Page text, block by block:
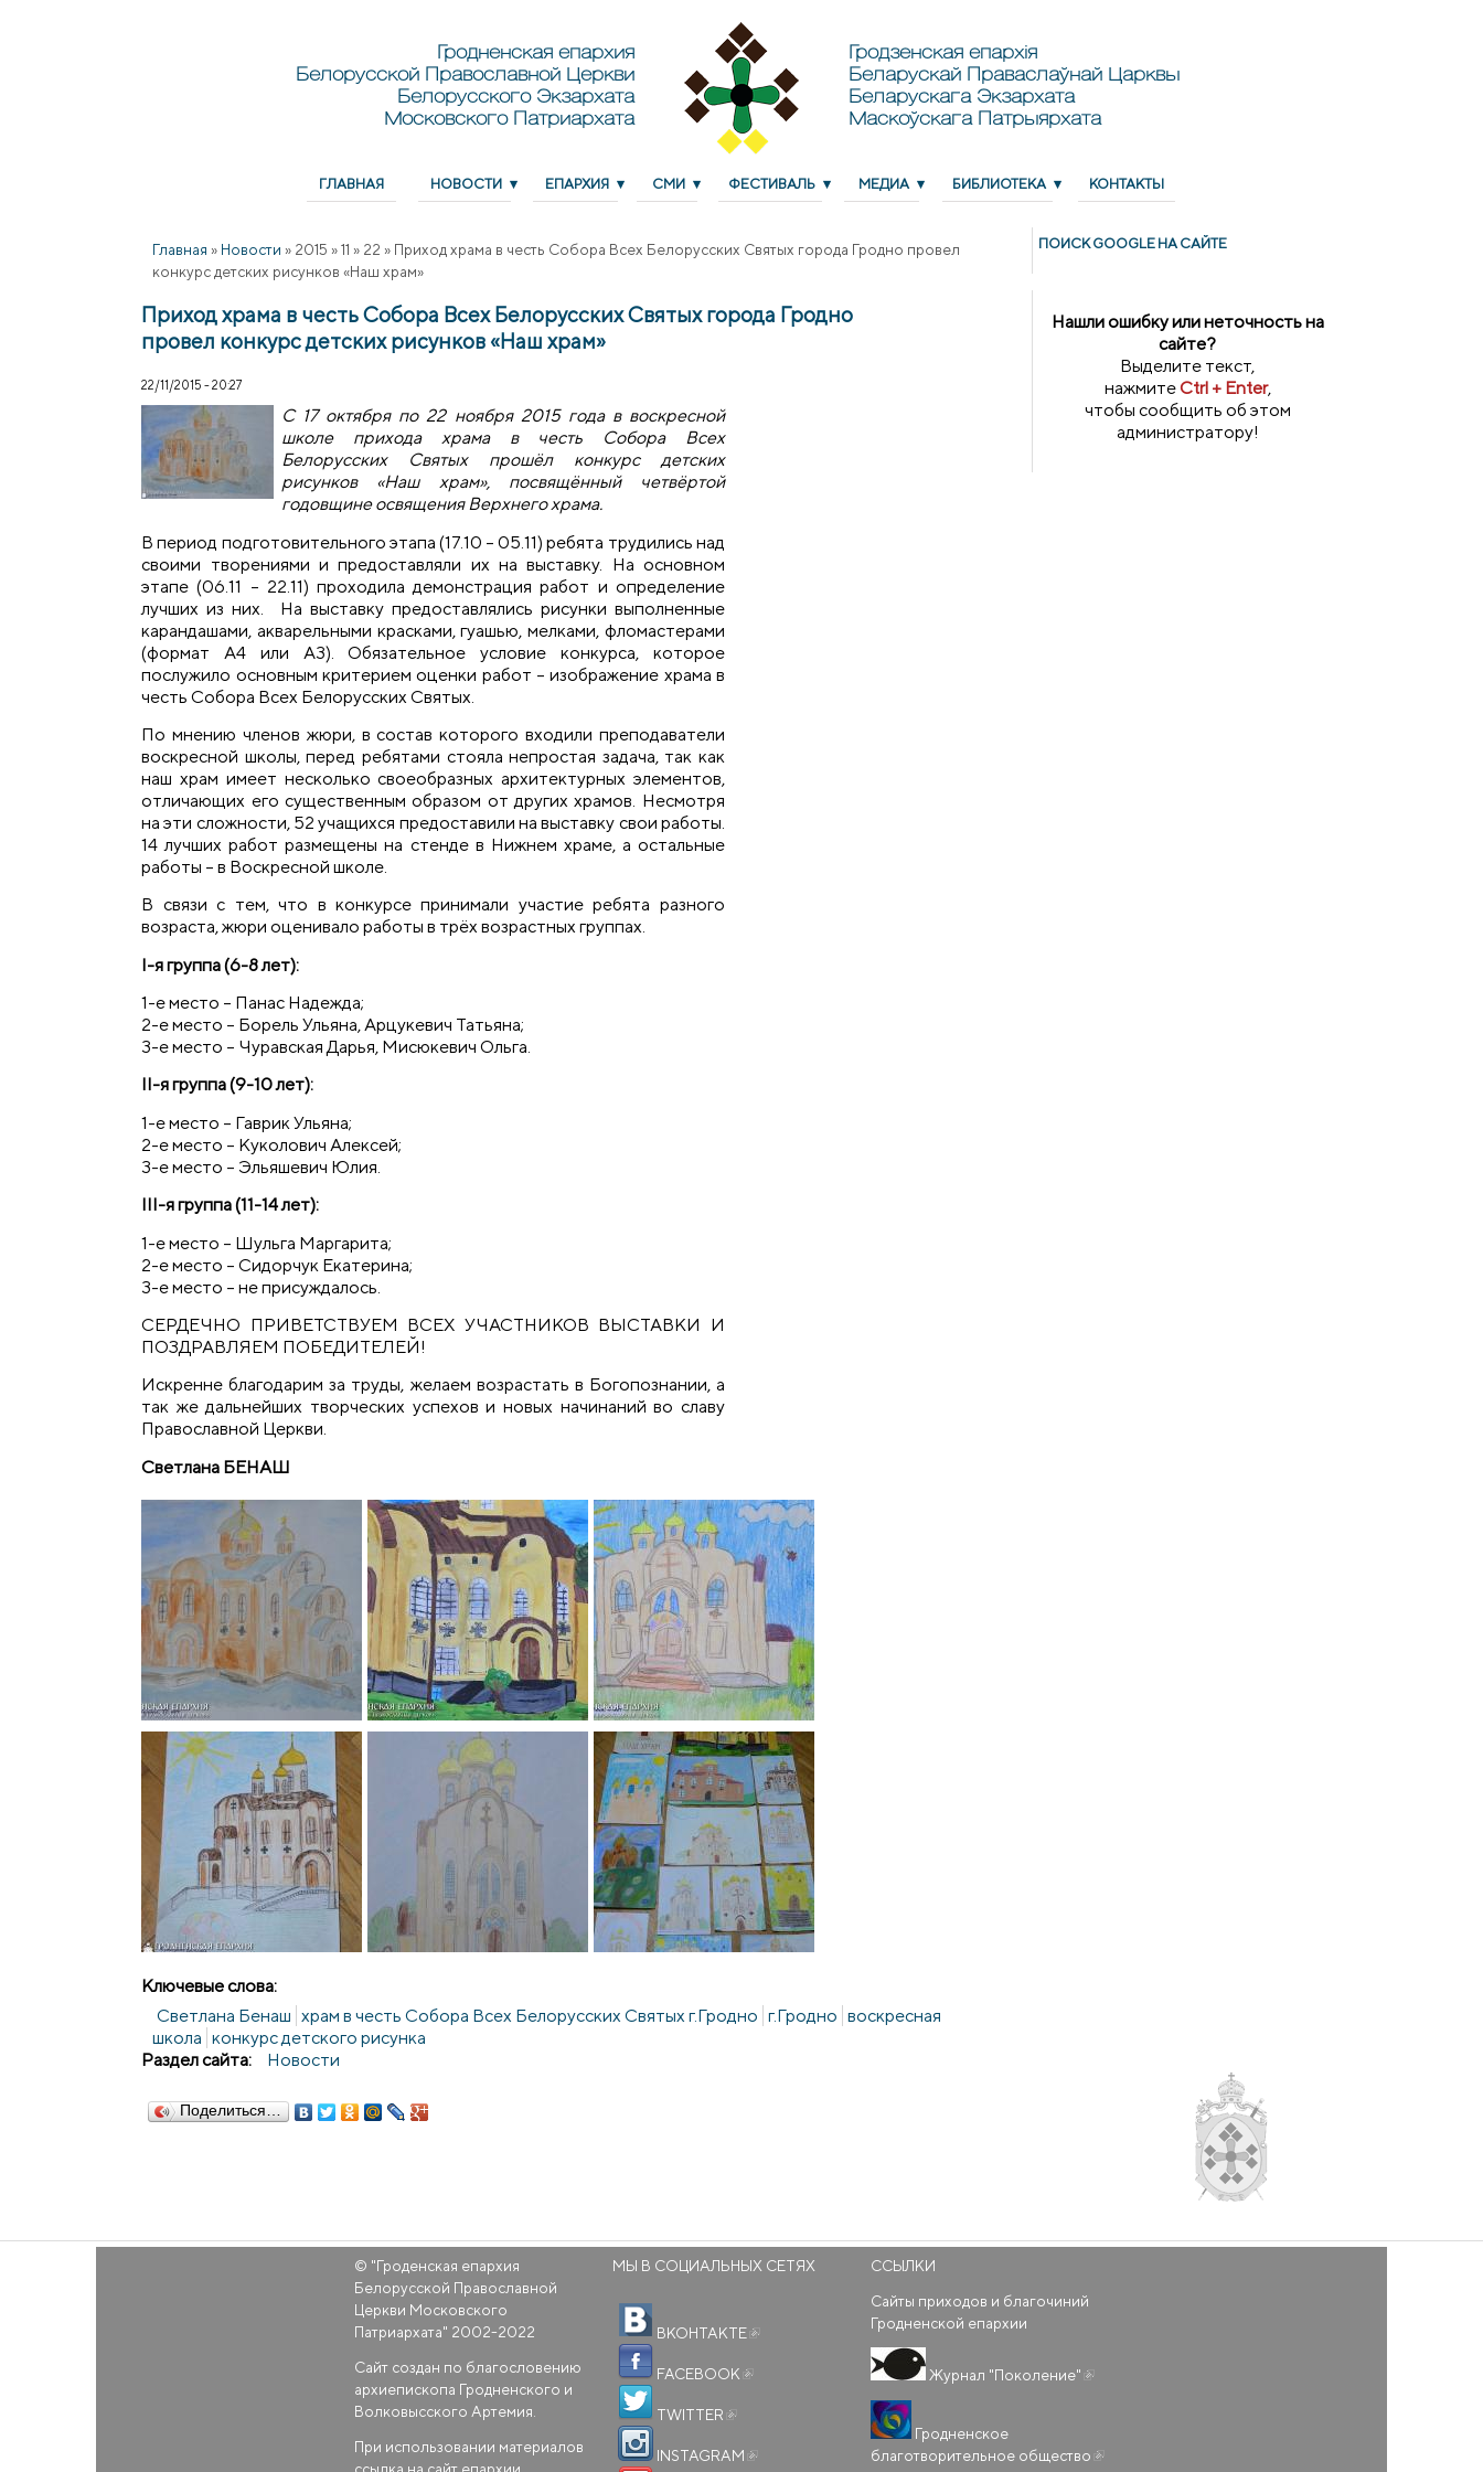
Гродненская епархия
Белорусской Православной Церкви
Белорусского Экзархата
Московского Патриархата
Гродзенская епархія
Беларускай Праваслаўнай Царквы
Беларускага Экзархата
Маскоўскага Патрыярхата
ГЛАВНАЯ НОВОСТИ ЕПАРХИЯ СМИ ФЕСТИВАЛЬ МЕДИА БИБЛИОТЕКА КОНТАКТЫ
Главная » Новости » 2015 » 11 » 22 » Приход храма в честь Собора Всех Белорусских Святых города Гродно провел
конкурс детских рисунков «Наш храм»
Приход храма в честь Собора Всех Белорусских Святых города Гродно
провел конкурс детских рисунков «Наш храм»
22/11/2015 - 20:27
С 17 октября по 22 ноября 2015 года в воскресной
школе прихода храма в честь Собора Всех
Белорусских Святых прошёл конкурс детских
рисунков «Наш храм», посвящённый четвёртой
годовщине освящения Верхнего храма.
В период подготовительного этапа (17.10 – 05.11) ребята трудились над
своими творениями и предоставляли их на выставку. На основном
этапе (06.11 – 22.11) проходила демонстрация работ и определение
лучших из них. На выставку предоставлялись рисунки выполненные
карандашами, акварельными красками, гуашью, мелками, фломастерами
(формат А4 или А3). Обязательное условие конкурса, которое
послужило основным критерием оценки работ – изображение храма в
честь Собора Всех Белорусских Святых.
По мнению членов жюри, в состав которого входили преподаватели
воскресной школы, перед ребятами стояла непростая задача, так как
наш храм имеет несколько своеобразных архитектурных элементов,
отличающих его существенным образом от других храмов. Несмотря
на эти сложности, 52 учащихся предоставили на выставку свои работы.
14 лучших работ размещены на стенде в Нижнем храме, а остальные
работы – в Воскресной школе.
В связи с тем, что в конкурсе принимали участие ребята разного
возраста, жюри оценивало работы в трёх возрастных группах.
I-я группа (6-8 лет):
1-е место – Панас Надежда;
2-е место – Борель Ульяна, Арцукевич Татьяна;
3-е место – Чуравская Дарья, Мисюкевич Ольга.
II-я группа (9-10 лет):
1-е место – Гаврик Ульяна;
2-е место – Куколович Алексей;
3-е место – Эльяшевич Юлия.
III-я группа (11-14 лет):
1-е место – Шульга Маргарита;
2-е место – Сидорчук Екатерина;
3-е место – не присуждалось.
СЕРДЕЧНО ПРИВЕТСТВУЕМ ВСЕХ УЧАСТНИКОВ ВЫСТАВКИ И
ПОЗДРАВЛЯЕМ ПОБЕДИТЕЛЕЙ!
Искренне благодарим за труды, желаем возрастать в Богопознании, а
так же дальнейших творческих успехов и новых начинаний во славу
Православной Церкви.
Светлана БЕНАШ
Ключевые слова:
Светлана Бенаш храм в честь Собора Всех Белорусских Святых г.Гродно г.Гродно воскресная
школа конкурс детского рисунка
Раздел сайта:
Новости
Поделиться…
ПОИСК GOОGLE НА САЙТЕ
Нашли ошибку или неточность на
сайте?
Выделите текст,
нажмитеCtrl + Enter,
чтобы сообщить об этом
администратору!
© "Гроденская епархия
Белорусской Православной
Церкви Московского
Патриархата" 2002-2022
Сайт создан по благословению
архиепископа Гродненского и
Волковысского Артемия.
При использовании материалов
МЫ В СОЦИАЛЬНЫХ СЕТЯХ
ВКОНТАКТЕ
(внешняя ссылка)
FACEBOOK
TWITTER
INSTAGRAM
(внешняя ссылка)
ССЫЛКИ
Сайты приходов и благочиний
Гродненской епархии
Журнал "Поколение"
Гродненское
благотворительное общество (внешняя ссылка)